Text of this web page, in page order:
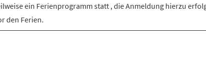
ein Ferienprogramm statt , die Anmeldung hierzu
den Ferien.